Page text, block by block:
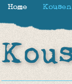
Home Kousen